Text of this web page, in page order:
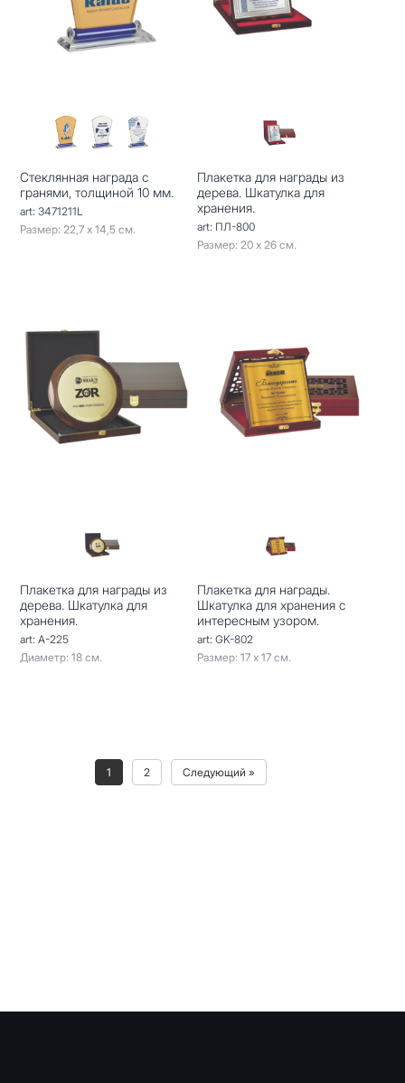
Стеклянная награда с
гранями, толщиной 10 мм.
art: 3471211L
Размер: 22,7 х 14,5 см.
Плакетка для награды из
дерева. Шкатулка для
хранения.
art: ПЛ-800
Размер: 20 х 26 см.
Плакетка для награды из
дерева. Шкатулка для
хранения.
art: A-225
Диаметр: 18 см.
Плакетка для награды.
Шкатулка для хранения с
интересным узором.
art: GK-802
Размер: 17 х 17 см.
1 2 Следующий »